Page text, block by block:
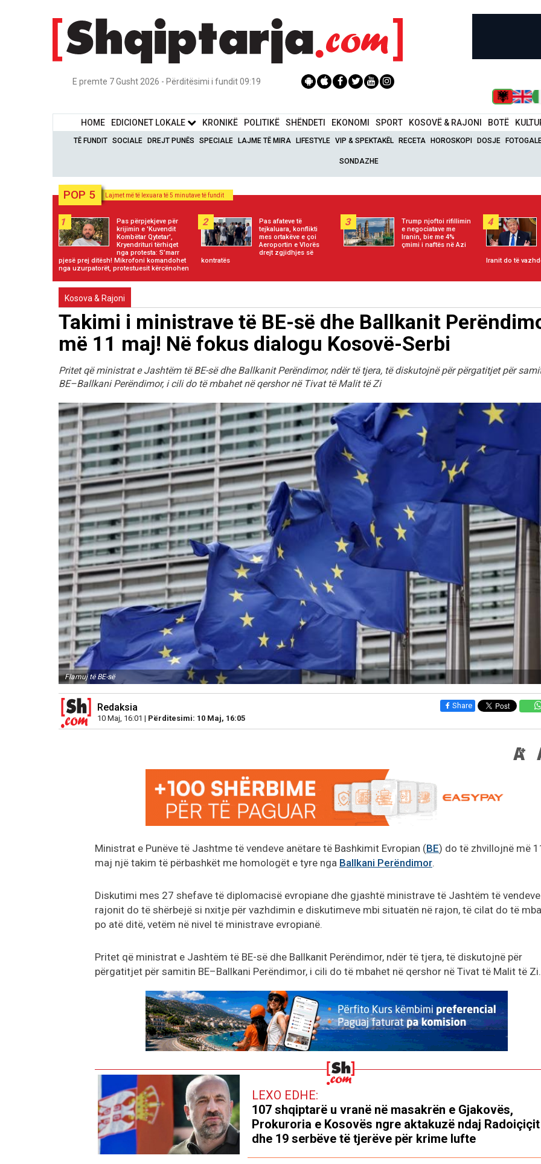
E premte 7 Gusht 2026 - Përditësimi i fundit 09:19
HOME EDICIONET LOKALE KRONIKË POLITIKË SHËNDETI EKONOMI SPORT KOSOVË & RAJONI BOTË
TË FUNDIT SOCIALE DREJT PUNËS SPECIALE LAJME TË MIRA LIFESTYLE VIP & SPEKTAKËL RECETA HOROSKOPI DOSJE
SONDAZHE
POP 5 Lajmet më të lexuara të 5 minutave të fundit
1
Pas përpjekjeve për
krijimin e 'Kuvendit
Kombëtar Qytetar',
Kryendrituri tërhiqet
nga protesta: S’marr
pjesë prej ditësh! Mikrofoni komandohet
nga uzurpatorët, protestuesit kërcënohen
2
Pas afateve të
tejkaluara, konflikti
mes ortakëve e çoi
Aeroportin e Vlorës
drejt zgjidhjes së
kontratës
3
Trump njoftoi rifillimin
e negociatave me
Iranin, bie me 4%
çmimi i naftës në Azi
4
Iranit do të
Kosova & Rajoni
Takimi i ministrave të BE-së dhe Ballkanit
më 11 maj! Në fokus dialogu Kosovë-Serbi
Pritet që ministrat e Jashtëm të BE-së dhe Ballkanit Perëndimor, ndër të tjera, të diskutojnë për përgatitjet për
BE–Ballkani Perëndimor, i cili do të mbahet në qershor në Tivat të Malit të Zi
Flamuj të BE-së
Redaksia
10 Maj, 16:01 | Përditesimi: 10 Maj, 16:05
Share
Ministrat e Punëve të Jashtme të vendeve anëtare të Bashkimit Evropian (BE) do të zhvillojnë më
maj një takim të përbashkët me homologët e tyre nga Ballkani Perëndimor.
Diskutimi mes 27 shefave të diplomacisë evropiane dhe gjashtë ministrave të Jashtëm të
rajonit do të shërbejë si nxitje për vazhdimin e diskutimeve mbi situatën në rajon, të cilat do të
po atë ditë, vetëm në nivel të ministrave evropianë.
Pritet që ministrat e Jashtëm të BE-së dhe Ballkanit Perëndimor, ndër të tjera, të diskutojnë për
përgatitjet për samitin BE–Ballkani Perëndimor, i cili do të mbahet në qershor në Tivat të Malit të Zi.
LEXO EDHE:
107 shqiptarë u vranë në masakrën e Gjakovës,
Prokuroria e Kosovës ngre aktakuzë ndaj Radoiçiçit
dhe 19 serbëve të tjerëve për krime lufte